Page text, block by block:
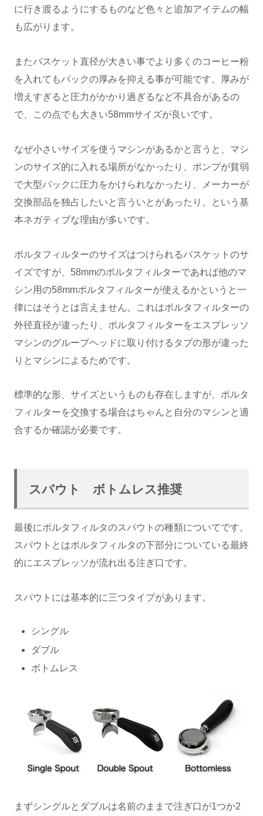
に行き渡るようにするものなど色々と追加アイテムの幅
も広がります。
またバスケット直径が大きい事でより多くのコーヒー粉
を入れてもパックの厚みを抑える事が可能です。厚みが
増えすぎると圧力がかかり過ぎるなど不具合があるの
で、この点でも大きい58mmサイズが良いです。
なぜ小さいサイズを使うマシンがあるかと言うと、マシ
ンのサイズ的に入れる場所がなかったり、ポンプが貧弱
で大型パックに圧力をかけられなかったり、メーカーが
交換部品を独占したいと言ういとがあったり、という基
本ネガティブな理由が多いです。
ポルタフィルターのサイズはつけられるバスケットのサ
イズですが、58mmのポルタフィルターであれば他のマ
シン用の58mmポルタフィルターが使えるかというと一
律にはそうとは言えません。これはポルタフィルターの
外径直径が違ったり、ポルタフィルターをエスプレッソ
マシンのグループヘッドに取り付けるタブの形が違った
りとマシンによるためです。
標準的な形、サイズというものも存在しますが、ポルタ
フィルターを交換する場合はちゃんと自分のマシンと適
合するか確認が必要です。
スパウト ボトムレス推奨
最後にポルタフィルタのスパウトの種類についてです。
スパウトとはポルタフィルタの下部分についている最終
的にエスプレッソが流れ出る注ぎ口です。
スパウトには基本的に三つタイプがあります。
シングル
ダブル
ボトムレス
まずシングルとダブルは名前のままで注ぎ口が1つか2